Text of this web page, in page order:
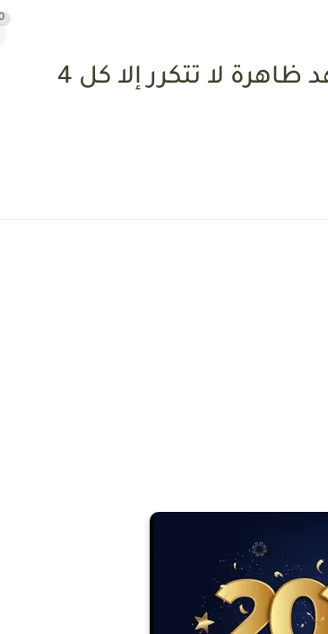
السعودية أعلنتها.. 2024 سيشهد ظاهرة لا تتكرر إلا كل 4